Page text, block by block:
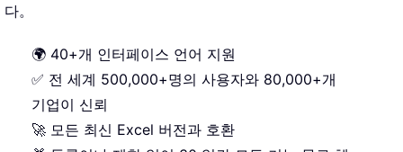
다。
🌍 40+개 인터페이스 언어 지원
✅ 전 세계 500,000+명의 사용자와 80,000+개
기업이 신뢰
🚀 모든 최신 Excel 버전과 호환